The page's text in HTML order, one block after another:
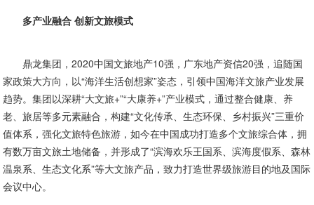
多产业融合 创新文旅模式
鼎龙集团，2020中国文旅地产10强，广东地产资信20强，追随国
家政策大方向，以“海洋生活创想家”姿态，引领中国海洋文旅产业发展
趋势。集团以深耕“大文旅+”“大康养+”产业模式，通过整合健康、养
老、旅居等多元素融合，构建“文化传承、生态环保、乡村振兴”三重价
值体系，强化文旅特色旅游，如今在中国成功打造多个文旅综合体，拥
有数万亩文旅土地储备，并形成了“滨海欢乐王国系、滨海度假系、森林
温泉系、生态文化系”等大文旅产品，致力打造世界级旅游目的地及国际
会议中心。